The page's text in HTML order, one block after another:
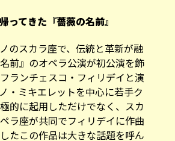
ってきた『薔薇の名前』
のスカラ座で、伝統と革新が融
前』のオペラ公演が初公演を飾
ランチェスコ・フィリデイと演
・ミキエレットを中心に若手ク
的に起用しただけでなく、スカ
ラ座が共同でフィリデイに作曲
たこの作品は大きな話題を呼ん